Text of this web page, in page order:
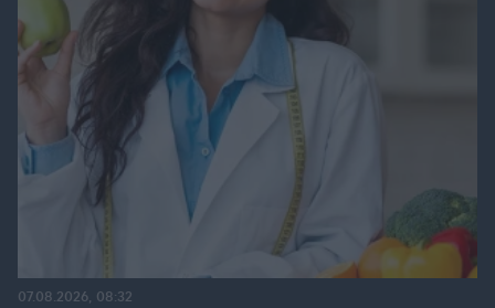
07.08.2026, 08:32